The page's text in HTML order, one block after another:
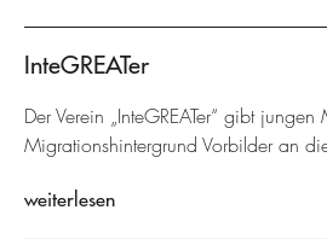
InteGREATer
Der Verein „InteGREATer“ gibt
Migrationshintergrund Vorbilder an
weiterlesen